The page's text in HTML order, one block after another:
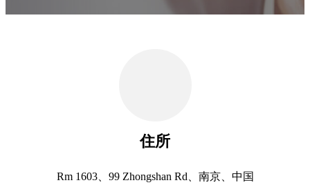
住所
Rm 1603、99 Zhongshan Rd、南京、中国